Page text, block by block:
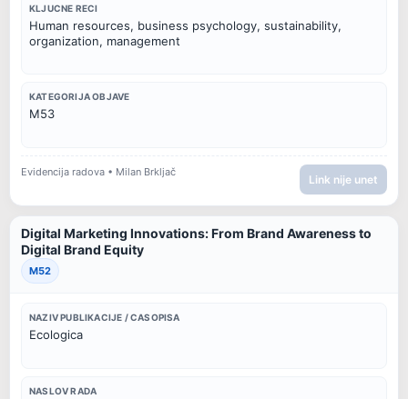
KLJUCNE RECI
Human resources, business psychology, sustainability,
organization, management
KATEGORIJA OBJAVE
M53
Evidencija radova • Milan Brkljač
Link nije unet
Digital Marketing Innovations: From Brand Awareness to
Digital Brand Equity
M52
NAZIV PUBLIKACIJE / CASOPISA
Ecologica
NASLOV RADA